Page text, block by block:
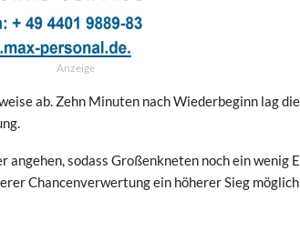
Anzeige
ab. Zehn Minuten nach Wiederbeginn lag
angehen, sodass Großenkneten noch ein wenig
Chancenverwertung ein höherer Sieg